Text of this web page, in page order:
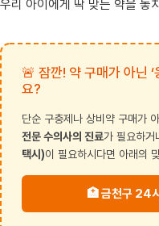
우리 아이에게 딱 맞는 약을 놓
🚨 잠깐! 약 구매가 아닌
요?
단순 구충제나 상비약 구매가
전문 수의사의 진료가 필요하거
택시)이 필요하시다면 아래의
🏥 금천구 24